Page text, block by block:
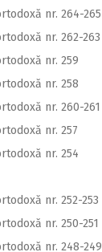
nr. 264-265
nr. 262-263
nr. 259
nr. 258
nr. 260-261
nr. 257
nr. 254
nr. 252-253
nr. 250-251
nr. 248-249